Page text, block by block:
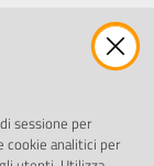
sessione per
cookie analitici per